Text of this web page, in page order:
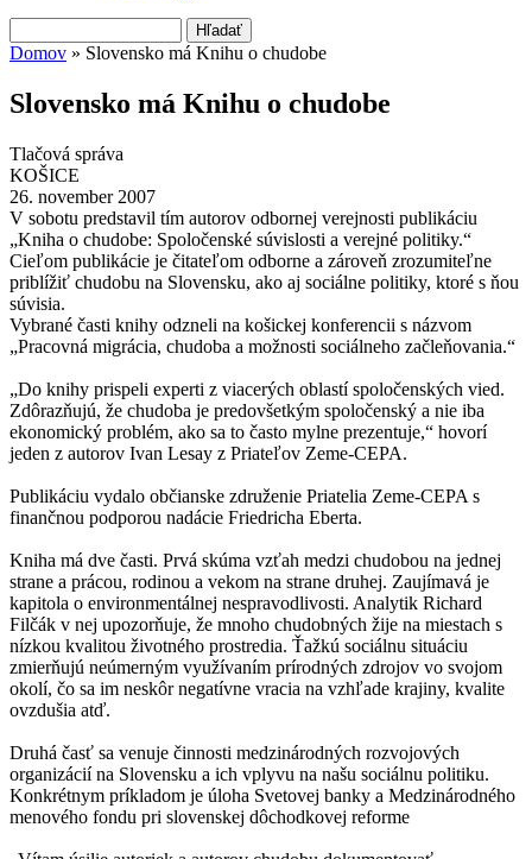
Vyhľadávanie
Domov » Slovensko má Knihu o chudobe
Slovensko má Knihu o chudobe
Tlačová správa
KOŠICE
26. november 2007
V sobotu predstavil tím autorov odbornej verejnosti publikáciu
„Kniha o chudobe: Spoločenské súvislosti a verejné politiky.“
Cieľom publikácie je čitateľom odborne a zároveň zrozumiteľne
priblížiť chudobu na Slovensku, ako aj sociálne politiky, ktoré s ňou
súvisia.
Vybrané časti knihy odzneli na košickej konferencii s názvom
„Pracovná migrácia, chudoba a možnosti sociálneho začleňovania.“
„Do knihy prispeli experti z viacerých oblastí spoločenských vied.
Zdôrazňujú, že chudoba je predovšetkým spoločenský a nie iba
ekonomický problém, ako sa to často mylne prezentuje,“ hovorí
jeden z autorov Ivan Lesay z Priateľov Zeme-CEPA.
Publikáciu vydalo občianske združenie Priatelia Zeme-CEPA s
finančnou podporou nadácie Friedricha Eberta.
Kniha má dve časti. Prvá skúma vzťah medzi chudobou na jednej
strane a prácou, rodinou a vekom na strane druhej. Zaujímavá je
kapitola o environmentálnej nespravodlivosti. Analytik Richard
Filčák v nej upozorňuje, že mnoho chudobných žije na miestach s
nízkou kvalitou životného prostredia. Ťažkú sociálnu situáciu
zmierňujú neúmerným využívaním prírodných zdrojov vo svojom
okolí, čo sa im neskôr negatívne vracia na vzhľade krajiny, kvalite
ovzdušia atď.
Druhá časť sa venuje činnosti medzinárodných rozvojových
organizácií na Slovensku a ich vplyvu na našu sociálnu politiku.
Konkrétnym príkladom je úloha Svetovej banky a Medzinárodného
menového fondu pri slovenskej dôchodkovej reforme